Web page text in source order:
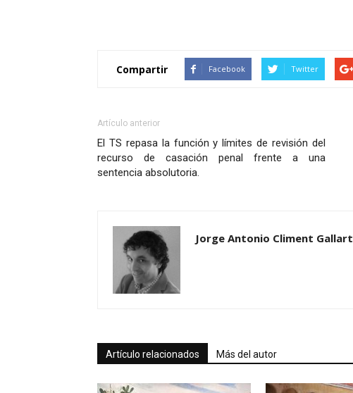
Compartir Facebook Twitter
Artículo anterior
El TS repasa la función y límites de revisión del
recurso de casación penal frente a una
sentencia absolutoria.
Jorge Antonio Climent Gallart
Artículo relacionados Más del autor